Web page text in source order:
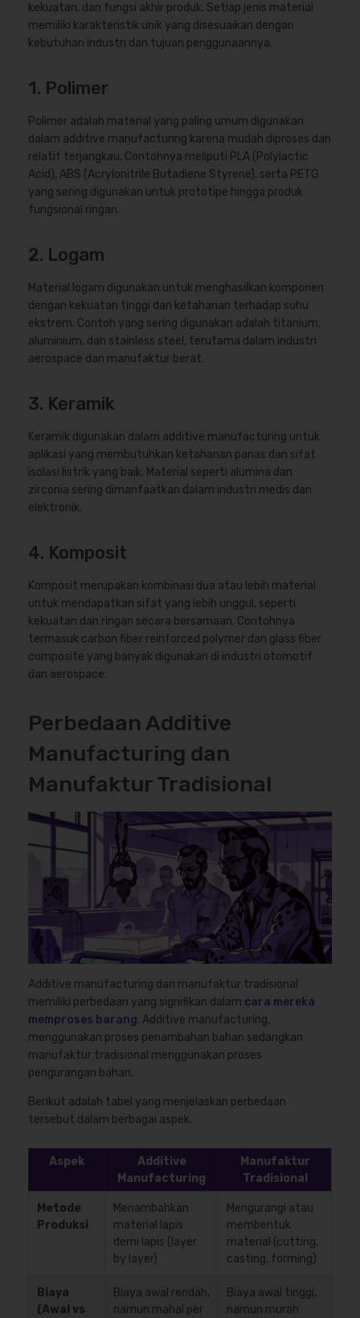
kekuatan, dan fungsi akhir produk. Setiap jenis material
memiliki karakteristik unik yang disesuaikan dengan
kebutuhan industri dan tujuan penggunaannya.
1. Polimer
Polimer adalah material yang paling umum digunakan
dalam additive manufacturing karena mudah diproses dan
relatif terjangkau. Contohnya meliputi PLA (Polylactic
Acid), ABS (Acrylonitrile Butadiene Styrene), serta PETG
yang sering digunakan untuk prototipe hingga produk
fungsional ringan.
2. Logam
Material logam digunakan untuk menghasilkan komponen
dengan kekuatan tinggi dan ketahanan terhadap suhu
ekstrem. Contoh yang sering digunakan adalah titanium,
aluminium, dan stainless steel, terutama dalam industri
aerospace dan manufaktur berat.
3. Keramik
Keramik digunakan dalam additive manufacturing untuk
aplikasi yang membutuhkan ketahanan panas dan sifat
isolasi listrik yang baik. Material seperti alumina dan
zirconia sering dimanfaatkan dalam industri medis dan
elektronik.
4. Komposit
Komposit merupakan kombinasi dua atau lebih material
untuk mendapatkan sifat yang lebih unggul, seperti
kekuatan dan ringan secara bersamaan. Contohnya
termasuk carbon fiber reinforced polymer dan glass fiber
composite yang banyak digunakan di industri otomotif
dan aerospace.
Perbedaan Additive
Manufacturing dan
Manufaktur Tradisional
Additive manufacturing dan manufaktur tradisional
memiliki perbedaan yang signifikan dalam cara mereka
memproses barang. Additive manufacturing,
menggunakan proses penambahan bahan sedangkan
manufaktur tradisional menggunakan proses
pengurangan bahan.
Berikut adalah tabel yang menjelaskan perbedaan
tersebut dalam berbagai aspek.
Aspek
Additive
Manufacturing
Manufaktur
Tradisional
Metode
Produksi
Menambahkan
material lapis
demi lapis (layer
by layer)
Mengurangi atau
membentuk
material (cutting,
casting, forming)
Biaya
(Awal vs
Biaya awal rendah,
namun mahal per
Biaya awal tinggi,
namun murah